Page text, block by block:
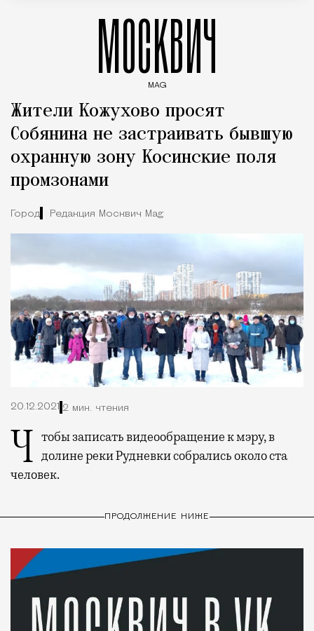
МОСКВИЧ
MAG
Жители Кожухово просят
Собянина не застраивать бывшую
охранную зону Косинские поля
промзонами
Город Редакция Москвич Mag
20.12.2021 2 мин. чтения
Чтобы записать видеообращение к мэру, в долине реки Рудневки собрались около ста
человек.
ПРОДОЛЖЕНИЕ НИЖЕ